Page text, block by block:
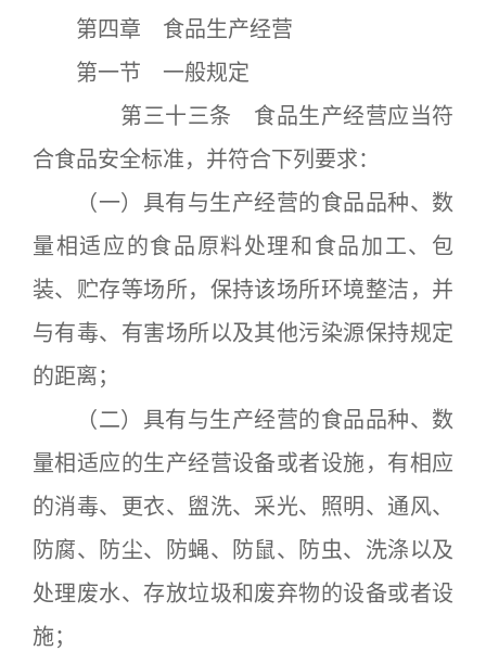
第四章 食品生产经营
第一节 一般规定
第三十三条 食品生产经营应当符
合食品安全标准，并符合下列要求：
（一）具有与生产经营的食品品种、数
量相适应的食品原料处理和食品加工、包
装、贮存等场所，保持该场所环境整洁，并
与有毒、有害场所以及其他污染源保持规定
的距离；
（二）具有与生产经营的食品品种、数
量相适应的生产经营设备或者设施，有相应
的消毒、更衣、盥洗、采光、照明、通风、
防腐、防尘、防蝇、防鼠、防虫、洗涤以及
处理废水、存放垃圾和废弃物的设备或者设
施；